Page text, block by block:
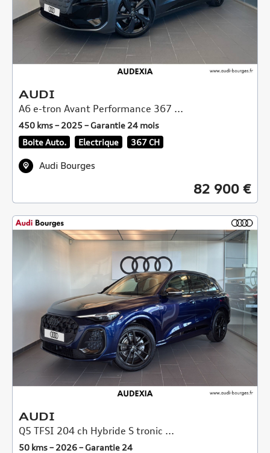
AUDI
A6 e-tron Avant Performance 367 ...
450 kms – 2025 – Garantie 24 mois
Boite Auto.
Electrique 367 CH
Audi Bourges
82 900 €
AUDI
Q5 TFSI 204 ch Hybride S tronic ...
50 kms – 2026 – Garantie 24